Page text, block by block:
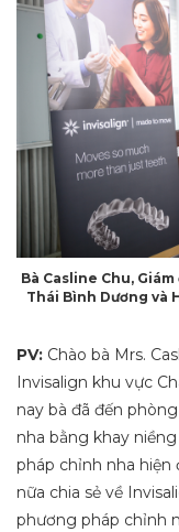
Bà Casline Chu,
Thái Bình Dương và
PV: Chào bà Mrs.
Invisalign khu vực
nay bà đã đến
nha bằng khay
pháp chỉnh nha hiện
nữa chia sẻ về
phương pháp chỉnh